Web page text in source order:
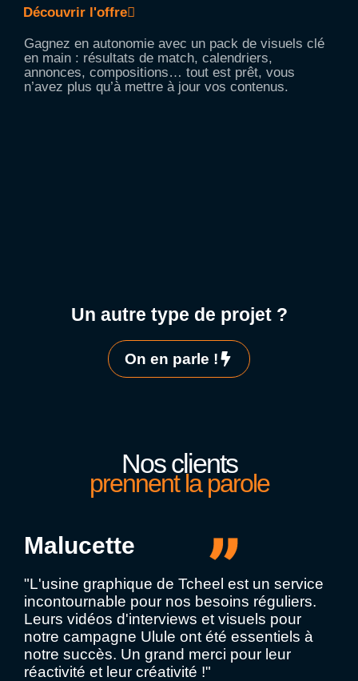
Découvrir l'offre
Gagnez en autonomie avec un pack de visuels clé
en main : résultats de match, calendriers,
annonces, compositions… tout est prêt, vous
n’avez plus qu’à mettre à jour vos contenus.
Un autre type de projet ?
On en parle !
Nos clients
prennent la parole
Malucette
"L'usine graphique de Tcheel est un service
incontournable pour nos besoins réguliers.
Leurs vidéos d'interviews et visuels pour
notre campagne Ulule ont été essentiels à
notre succès. Un grand merci pour leur
réactivité et leur créativité !"